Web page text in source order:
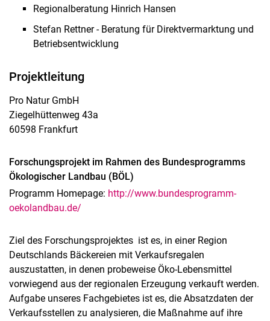
Regionalberatung Hinrich Hansen
Stefan Rettner - Beratung für Direktvermarktung und
Betriebsentwicklung
Projektleitung
Pro Natur GmbH
Ziegelhüttenweg 43a
60598 Frankfurt
Forschungsprojekt im Rahmen des Bundesprogramms
Ökologischer Landbau (BÖL)
Programm Homepage: http://www.bundesprogramm-
oekolandbau.de/
Ziel des Forschungsprojektes ist es, in einer Region
Deutschlands Bäckereien mit Verkaufsregalen
auszustatten, in denen probeweise Öko-Lebensmittel
vorwiegend aus der regionalen Erzeugung verkauft werden.
Aufgabe unseres Fachgebietes ist es, die Absatzdaten der
Verkaufsstellen zu analysieren, die Maßnahme auf ihre